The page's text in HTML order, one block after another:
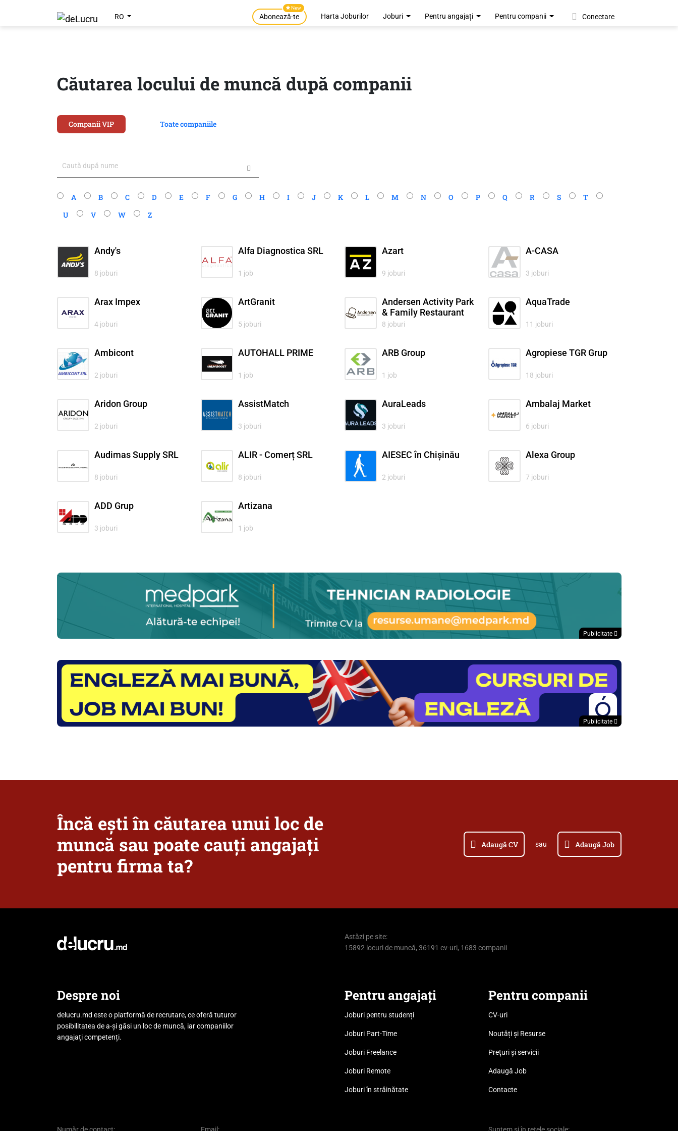
RO
New
Abonează-te Harta Joburilor Joburi Pentru angajați Pentru companii Conectare
Căutarea locului de muncă după companii
Companii VIP Toate companiile
A B C D E F G H I J K L M N O P Q R S
T
U
V W Z
Andy's
8 joburi
Alfa Diagnostica SRL
1 job
Azart
9 joburi
A-CASA
3 joburi
Arax Impex
4 joburi
ArtGranit
5 joburi
Andersen Activity Park
& Family Restaurant
8 joburi
AquaTrade
11 joburi
Ambicont
2 joburi
AUTOHALL PRIME
1 job
ARB Group
1 job
Agropiese TGR Grup
18 joburi
Aridon Group
2 joburi
AssistMatch
3 joburi
AuraLeads
3 joburi
Ambalaj Market
6 joburi
Audimas Supply SRL
8 joburi
ALIR - Comerț SRL
8 joburi
AIESEC în Chișinău
2 joburi
Alexa Group
7 joburi
ADD Grup
3 joburi
Artizana
1 job
Publicitate
Publicitate
Încă ești în căutarea unui loc de
muncă sau poate cauți angajați
pentru firma ta?
Adaugă CV sau Adaugă Job
Astăzi pe site:
15892 locuri de muncă, 36191 cv-uri, 1683 companii
Despre noi
delucru.md este o platformă de recrutare, ce oferă tuturor
posibilitatea de a-și găsi un loc de muncă, iar companiilor
angajați competenți.
Pentru angajați
Joburi pentru studenți
Joburi Part-Time
Joburi Freelance
Joburi Remote
Joburi în străinătate
Pentru companii
CV-uri
Noutăți și Resurse
Prețuri și servicii
Adaugă Job
Contacte